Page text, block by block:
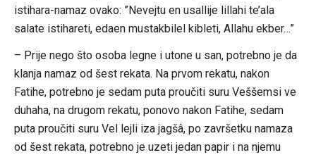
istihara-namaz ovako: ”Nevejtu en usallije lillahi te’ala
salate istihareti, edaen mustakbilel kibleti, Allahu ekber…”
– Prije nego što osoba legne i utone u san, potrebno je da
klanja namaz od šest rekata. Na prvom rekatu, nakon
Fatihe, potrebno je sedam puta proučiti suru Veššemsi ve
duhaha, na drugom rekatu, ponovo nakon Fatihe, sedam
puta proučiti suru Vel lejli iza jagšâ, po završetku namaza
od šest rekata, potrebno je uzeti jedan papir i na njemu